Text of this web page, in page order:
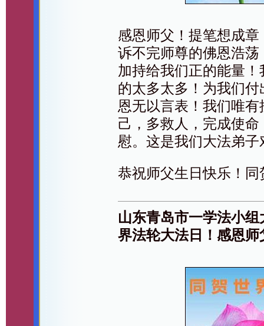
感恩师父！提笔想成
诉不完师尊的佛恩浩
加持给我们正的能量
的太多太多！为我们
恩无以言表！我们唯
己，多救人，完成使
慰。这是我们大法弟
恭祝师父生日快乐！
山东青岛市一学法小
界法轮大法日！感恩师